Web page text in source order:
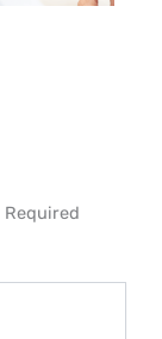
Required